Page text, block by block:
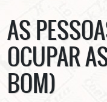
AS
OCUPAR
BOM)